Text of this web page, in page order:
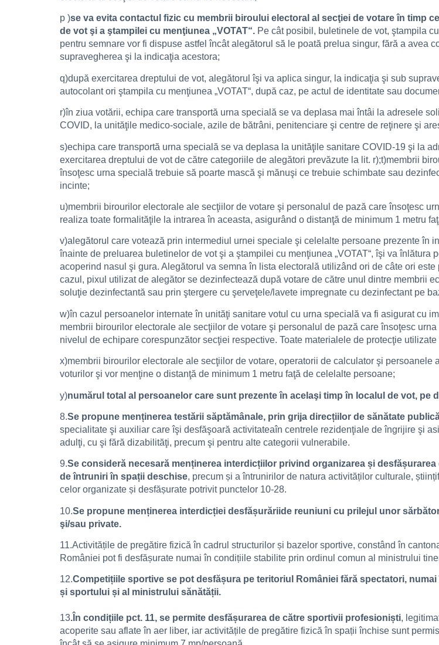
p )se va evita contactul fizic cu membrii biroului electoral al secţiei de votare în timp
de vot şi a ştampilei cu menţiunea „VOTAT“. Pe cât posibil, buletinele de vot, ştampila
pentru semnare vor fi dispuse astfel încât alegătorul să le poată prelua singur, fără a avea
supravegherea şi la indicaţia acestora;
q)după exercitarea dreptului de vot, alegătorul îşi va aplica singur, la indicaţia şi sub
autocolant ori ştampila cu menţiunea „VOTAT“, după caz, pe actul de identitate sau
r)în ziua votării, echipa care transportă urna specială se va deplasa mai întâi la adresele
COVID, la unităţile medico-sociale, azile de bătrâni, penitenciare şi centre de reţinere şi
s)echipa care transportă urna specială se va deplasa la unităţile sanitare COVID-19 şi la
exercitarea dreptului de vot de către categoriile de alegători prevăzute la lit. r);t)membrii
însoţesc urna specială trebuie să poarte mască şi mănuşi ce trebuie schimbate sau
incinte;
u)membrii birourilor electorale ale secţiilor de votare şi personalul de pază care însoţesc
realiza toate formalităţile la intrarea în aceasta, asigurând o distanţă de minimum 1 metru
v)alegătorul care votează prin intermediul urnei speciale şi celelalte persoane prezente în
înainte de preluarea buletinelor de vot şi a ştampilei cu menţiunea „VOTAT“, îşi va
acoperind nasul şi gura. Alegătorul va semna în lista electorală utilizând ori de câte ori
cazul, pixul utilizat de alegător se dezinfectează după votare de către unul dintre membrii
soluţie dezinfectantă sau prin ştergere cu şerveţele/lavete impregnate cu dezinfectant pe
w)în cazul persoanelor internate în unităţi sanitare votul cu urna specială va fi asigurat cu
membrii birourilor electorale ale secţiilor de votare şi personalul de pază care însoţesc
nivelul de echipare corespunzător secţiei respective. Toate materialele de protecţie
x)membrii birourilor electorale ale secţiilor de votare, operatorii de calculator şi persoanele
voturilor şi vor menţine o distanţă de minimum 1 metru faţă de celelalte persoane;
y)numărul total al persoanelor care sunt prezente în acelaşi timp în localul de vot, pe
8.Se propune menținerea testării săptămânale, prin grija direcțiilor de sănătate
specialitate şi auxiliar care îşi desfăşoară activitateaîn centrele rezidenţiale de îngrijire şi
adulţi, cu şi fără dizabilităţi, precum şi pentru alte categorii vulnerabile.
9.Se consideră necesară menținerea interdicțiilor privind organizarea și
de întruniri în spații deschise, precum și a întrunirilor de natura activităților culturale,
celor organizate și desfășurate potrivit punctelor 10-28.
10.Se propune menținerea interdicției desfășurăriide reuniuni cu prilejul unor
şi/sau private.
11.Activitățile de pregătire fizică în cadrul structurilor și bazelor sportive, constând în
României pot fi desfășurate numai în condițiile stabilite prin ordinul comun al ministrului
12.Competițiile sportive se pot desfășura pe teritoriul României fără spectatori,
și sportului și al ministrului sănătății.
13.În condițiile pct. 11, se permite desfășurarea de către sportivii profesioniști,
acoperite sau aflate în aer liber, iar activitățile de pregătire fizică în spații închise sunt